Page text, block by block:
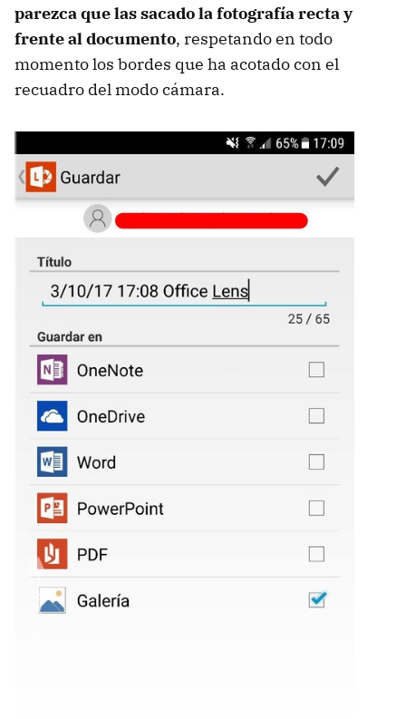
parezca que las sacado la fotografía recta y
frente al documento, respetando en todo
momento los bordes que ha acotado con el
recuadro del modo cámara.